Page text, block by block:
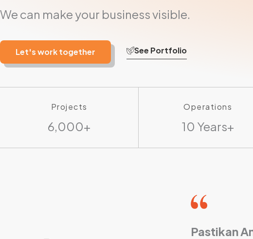
We can make your business visible.
Let's work together See Portfolio
Projects
6,000+
Operations
10 Years+
Pastikan